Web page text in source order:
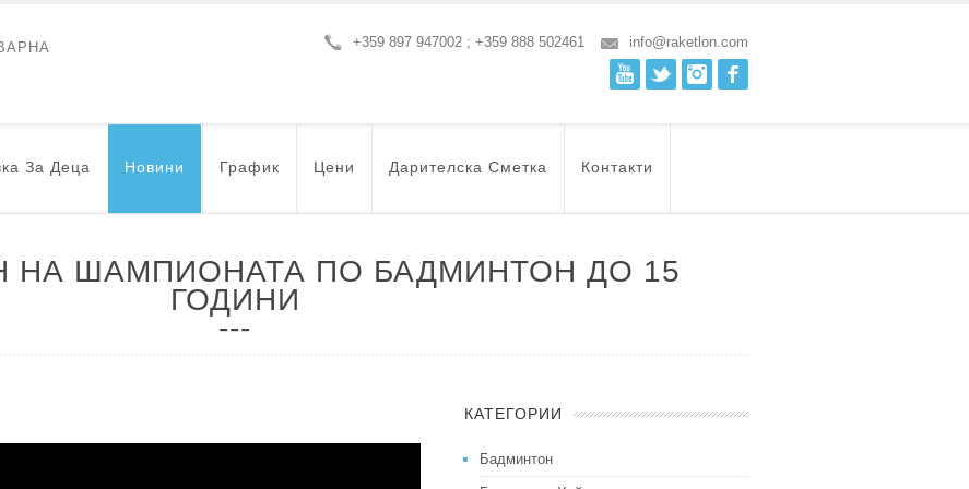
+359 897 947002 ; +359 888 502461
info@raketlon.com
Instagram
Twitter
Youtube
За Деца Новини График Цени Дарителска Сметка Контакти
НА ШАМПИОНАТА ПО БАДМИНТОН ДО 15
ГОДИНИ
КАТЕГОРИИ
Бадминтон